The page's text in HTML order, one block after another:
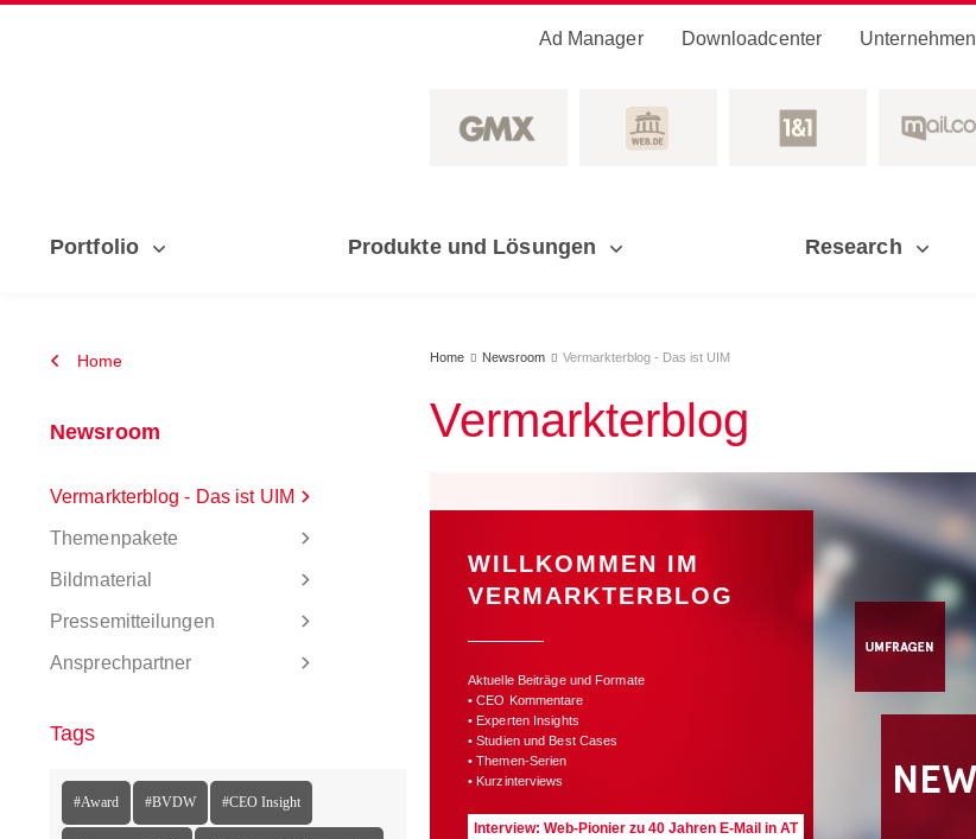
Ad Manager Downloadcenter Unternehmen
Portfolio Produkte und Lösungen Research
Home
Newsroom
Vermarkterblog - Das ist UIM
Themenpakete
Bildmaterial
Pressemitteilungen
Ansprechpartner
Tags
#Award #BVDW #CEO Insight
Home  Newsroom  Vermarkterblog - Das ist UIM
Vermarkterblog
WILLKOMMEN IM
VERMARKTERBLOG
Aktuelle Beiträge und Formate
• CEO Kommentare
• Experten Insights
• Studien und Best Cases
• Themen-Serien
• Kurzinterviews
Interview: Web-Pionier zu 40 Jahren E-Mail in AT